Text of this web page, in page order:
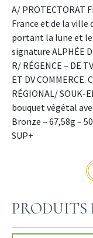
A/ PROTECTORAT
France et de la ville
portant la lune et le
signature ALPHÉE
R/ RÉGENCE – DE
ET DV
RÉGIONAL/ SOUK-
bouquet végétal
Bronze – 67,58g –
SUP+
PRODUITS